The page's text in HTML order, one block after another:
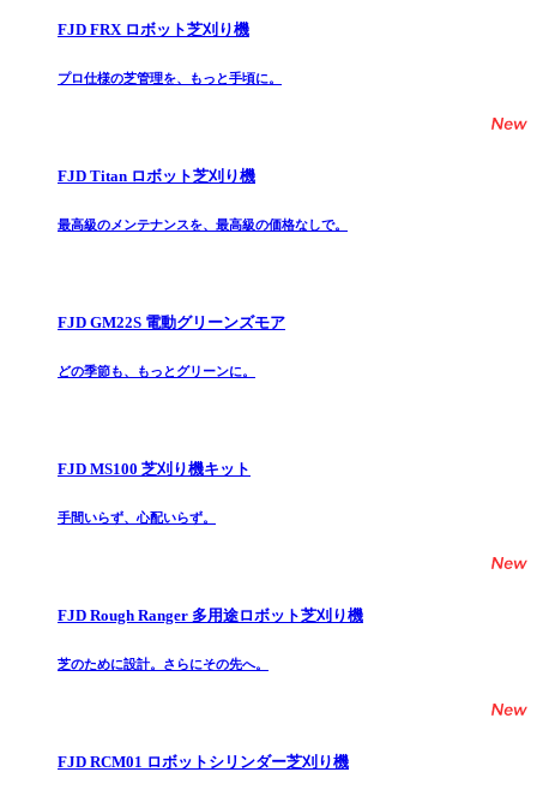
FJD FRX ロボット芝刈り機
プロ仕様の芝管理を、もっと手頃に。
FJD Titan ロボット芝刈り機
最高級のメンテナンスを、最高級の価格なしで。
FJD GM22S 電動グリーンズモア
どの季節も、もっとグリーンに。
FJD MS100 芝刈り機キット
手間いらず、心配いらず。
FJD Rough Ranger 多用途ロボット芝刈り機
芝のために設計。さらにその先へ。
FJD RCM01 ロボットシリンダー芝刈り機